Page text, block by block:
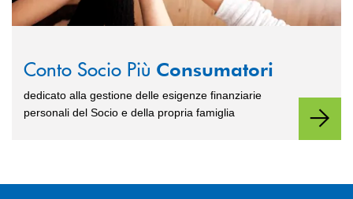
Conto Socio Più Consumatori
dedicato alla gestione delle esigenze finanziarie
personali del Socio e della propria famiglia